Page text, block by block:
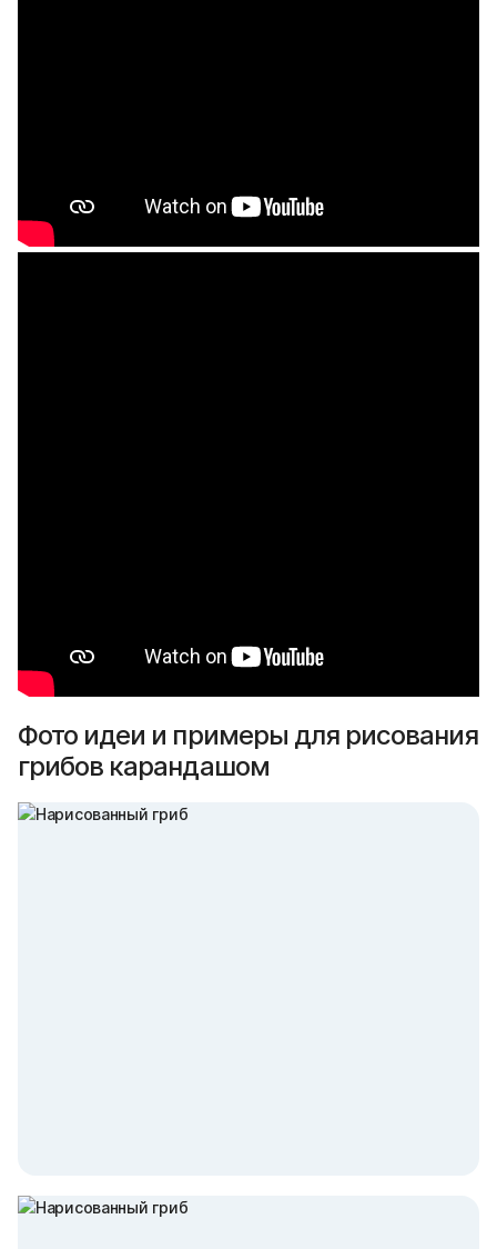
Фото идеи и примеры для рисования
грибов карандашом